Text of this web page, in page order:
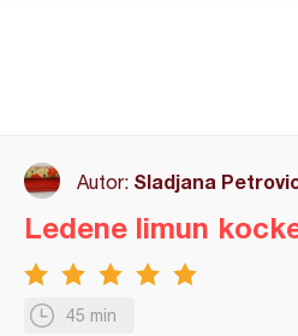
Autor: Sladjana
45 min
Ledene limun